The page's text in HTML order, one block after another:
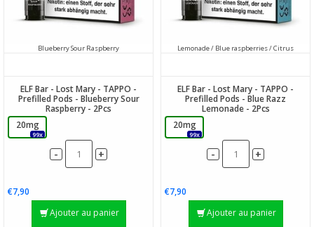
Blueberry Sour Raspberry
ELF Bar - Lost Mary - TAPPO -
Prefilled Pods - Blueberry Sour
Raspberry - 2Pcs
20mg
99x
- +
€7,90
Ajouter au panier
Lemonade / Blue raspberries / Citrus
ELF Bar - Lost Mary - TAPPO -
Prefilled Pods - Blue Razz
Lemonade - 2Pcs
20mg
99x
- +
€7,90
Ajouter au panier